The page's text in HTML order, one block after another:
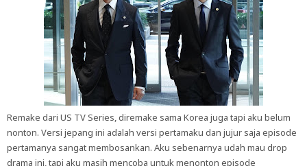
Remake dari US TV Series, diremake sama Korea juga tapi aku belum
nonton. Versi jepang ini adalah versi pertamaku dan jujur saja episode
pertamanya sangat membosankan. Aku sebenarnya udah mau drop
drama ini, tapi aku masih mencoba untuk menonton episode